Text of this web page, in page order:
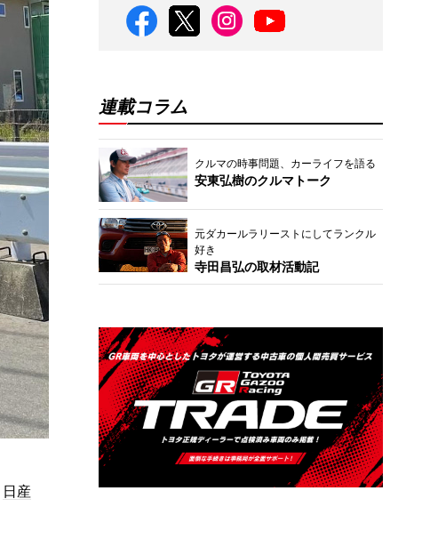
日産
連載コラム
クルマの時事問題、カーライフを語る
安東弘樹のクルマトーク
元ダカールラリーストにしてランクル
好き
寺田昌弘の取材活動記